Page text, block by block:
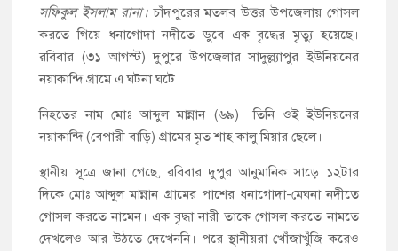
হাজীগঞ্জ সরকারি মডেল পাইলট হাই স্কুল অ্যান্ড কলেজে ‘জুলাই
গণঅভ্যুত্থান দিবস’ পালিত
আলহাজ্ব এমএ হান্নান এমপি
নিষিদ্ধ জাল মেরামত ও মাছ শিকার
সফিকুল ইসলাম রানা।চাঁদপুরের মতলব উত্তর উপজেলায় গোসল
করতে গিয়ে ধনাগোদা নদীতে ডুবে এক বৃদ্ধের মৃত্যু হয়েছে।
রবিবার (৩১ আগস্ট) দুপুরে উপজেলার সাদুল্ল্যাপুর ইউনিয়নের
নয়াকান্দি গ্রামে এ ঘটনা ঘটে।
নিহতের নাম মোঃ আব্দুল মান্নান (৬৯)। তিনি ওই ইউনিয়নের
নয়াকান্দি (বেপারী বাড়ি) গ্রামের মৃত শাহ কালু মিয়ার ছেলে।
স্থানীয় সূত্রে জানা গেছে, রবিবার দুপুর আনুমানিক সাড়ে ১২টার
দিকে মোঃ আব্দুল মান্নান গ্রামের পাশের ধনাগোদা-মেঘনা নদীতে
গোসল করতে নামেন। এক বৃদ্ধা নারী তাকে গোসল করতে নামতে
দেখলেও আর উঠতে দেখেননি। পরে স্থানীয়রা খোঁজাখুঁজি করেও